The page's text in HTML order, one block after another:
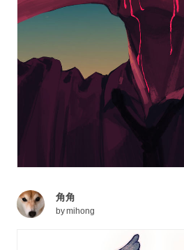
角角
bymihong